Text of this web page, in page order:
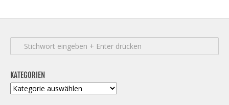
KATEGORIEN
Kategorien